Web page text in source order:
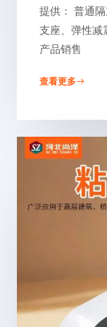
提供： 普通
支座、弹性减
产品销售
查看更多